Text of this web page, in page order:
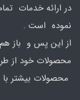
در ارائه خدمات
نموده است .
از این پس و باز هم
محصولات خود از
محصولات بیشتر با